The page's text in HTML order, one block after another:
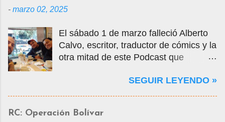
- marzo 02, 2025
El sábado 1 de marzo falleció Alberto
Calvo, escritor, traductor de cómics y la
otra mitad de este Podcast que
14 años. La foto que ven es una selfie
que nos tomamos en marzo de 2020
mis vacaciones, justo antes de que
SEGUIR LEYENDO »
RC: Operación Bolívar